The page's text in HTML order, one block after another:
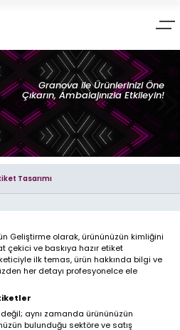
×
Granova ile Ürünlerinizi Öne
Çıkarın, Ambalajınızla Etkileyin!
Ambalaj tasarım & ürün
uzmanı GRANOVA;
uyumu, görsel çekicilik, anlaşılırlık ve
tutarak ürünlerinizin müşterilere
minimalist tasarımlar üretiyoruz.
çalışmaları incelemenize sunuyoruz;
Karton Kutu
Bar Grubu
Ambalaj Tasarımları
Tasarımı
Geliştirme olarak, ürününüzün kimliğini
çekici ve baskıya hazır etiket
ilk temas, ürün hakkında bilgi ve
her detayı profesyonelce ele
değil; aynı zamanda ürününüzün
bulunduğu sektöre ve satış